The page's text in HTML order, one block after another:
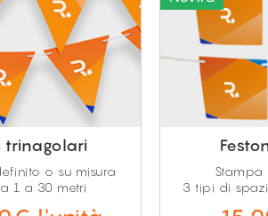
trinagolari
o su misura
1 a 30 metri
3 tipi di